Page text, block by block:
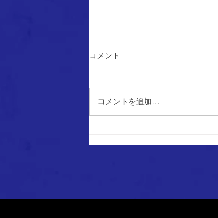
ッカー選手権大会 函館地区予
コメント
コメントを追加…